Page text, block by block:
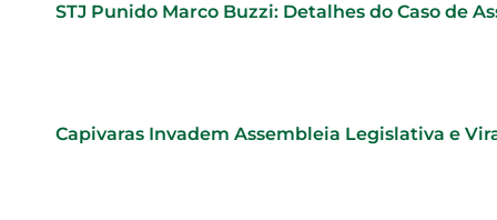
STJ Punido Marco Buzzi: Detalhes do Caso de
Capivaras Invadem Assembleia Legislativa e